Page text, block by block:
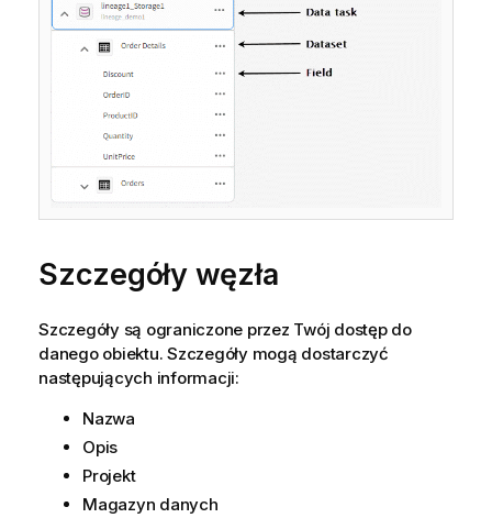
Szczegóły węzła
Szczegóły są ograniczone przez Twój dostęp do
danego obiektu. Szczegóły mogą dostarczyć
następujących informacji:
Nazwa
Opis
Projekt
Magazyn danych